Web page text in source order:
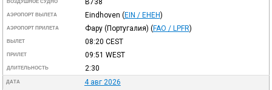
ВОЗДУШНОЕ СУДНО
АЭРОПОРТ ВЫЛЕТА Eindhoven (EIN / EHEH)
АЭРОПОРТ ПРИЛЕТА Фару (Португалия) (FAO / LPFR)
ВЫЛЕТ 08:20 CEST
ПРИЛЕТ 09:51 WEST
ДЛИТЕЛЬНОСТЬ 2:30
ДАТА 4 авг 2026